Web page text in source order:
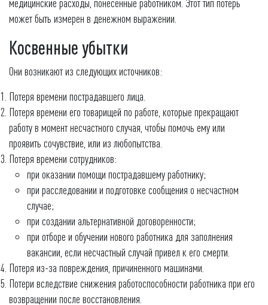
может быть измерен в денежном выражении.
Косвенные убытки
Они возникают из следующих источников:
Потеря времени пострадавшего лица.
Потеря времени его товарищей по работе, которые прекращают
работу в момент несчастного случая, чтобы помочь ему или
проявить сочувствие, или из любопытства.
Потеря времени сотрудников:
при оказании помощи пострадавшему работнику;
при расследовании и подготовке сообщения о несчастном
случае;
при создании альтернативной договоренности;
при отборе и обучении нового работника для заполнения
вакансии, если несчастный случай привел к его смерти.
Потеря из-за повреждения, причиненного машинами.
Потери вследствие снижения работоспособности работника при его
возвращении после восстановления.